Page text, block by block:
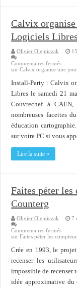
Calvix
Logiciels Libres
Olivier Olejniczak
Commentaires fermés
sur Calvix organise une
Install-Party : Calvix
Libres le samedi 21
Couvrechef à
nombreuses facettes
éducation
sur votre PC si vous
Lire la suite »
Faites péter
Counterg
Olivier Olejniczak
7
Commentaires fermés
sur Faites péter les
Crée en 1993, le
recenser les
impossible de recenser
idée approximative du